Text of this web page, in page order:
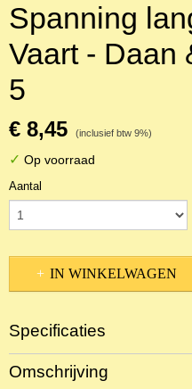
Spanning
Vaart - Daan
5
€ 8,45 (inclusief btw 9%)
✓ Op voorraad
Aantal
IN WINKELWAGEN
Specificaties
Productcode
NBKJ-18099
Omschrijving